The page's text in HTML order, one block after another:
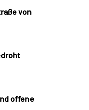
von
offene